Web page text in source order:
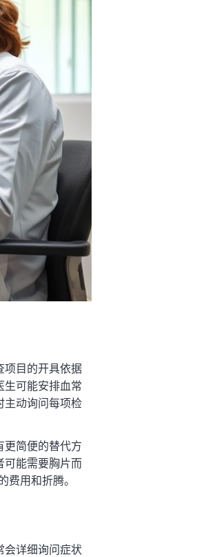
项目的开具依据
生可能安排血常
主动询问每项检
更简便的替代方
可能需要胸片而
费用和折腾。
会详细询问症状